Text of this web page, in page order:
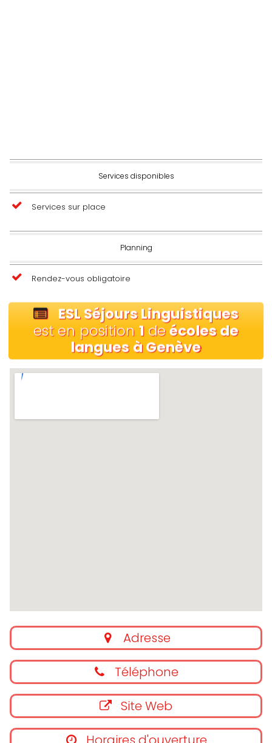
Services disponibles
Services sur place
Planning
Rendez-vous obligatoire
ESL Séjours Linguistiques
est en position 1deécoles de
langues à Genève
Adresse
Téléphone
Site Web